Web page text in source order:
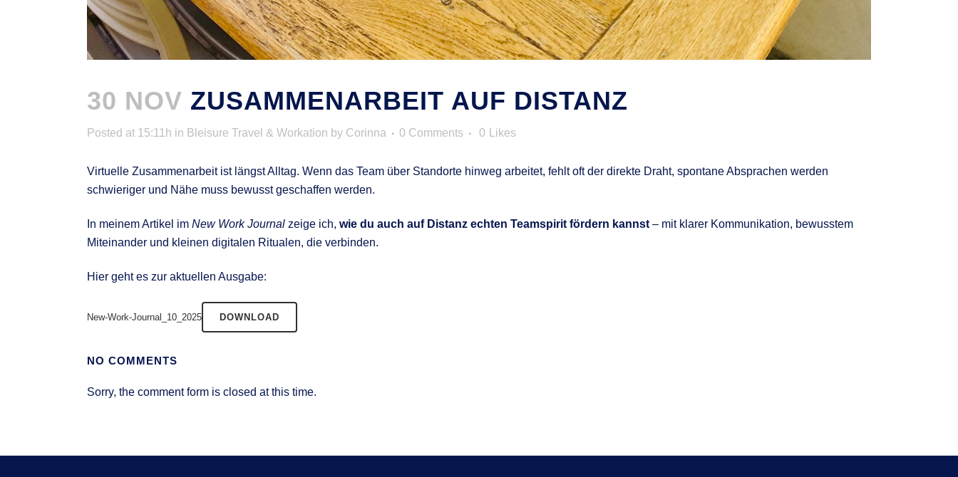
30 NOV ZUSAMMENARBEIT AUF DISTANZ
Posted at 15:11h in Bleisure Travel & Workation by Corinna 0 Comments 0 Likes
Virtuelle Zusammenarbeit ist längst Alltag. Wenn das Team über Standorte hinweg arbeitet, fehlt oft der direkte Draht, spontane Absprachen werden
schwieriger und Nähe muss bewusst geschaffen werden.
In meinem Artikel im New Work Journal zeige ich, wie du auch auf Distanz echten Teamspirit fördern kannst – mit klarer Kommunikation, bewusstem
Miteinander und kleinen digitalen Ritualen, die verbinden.
Hier geht es zur aktuellen Ausgabe:
New-Work-Journal_10_2025 DOWNLOAD
NO COMMENTS
Sorry, the comment form is closed at this time.